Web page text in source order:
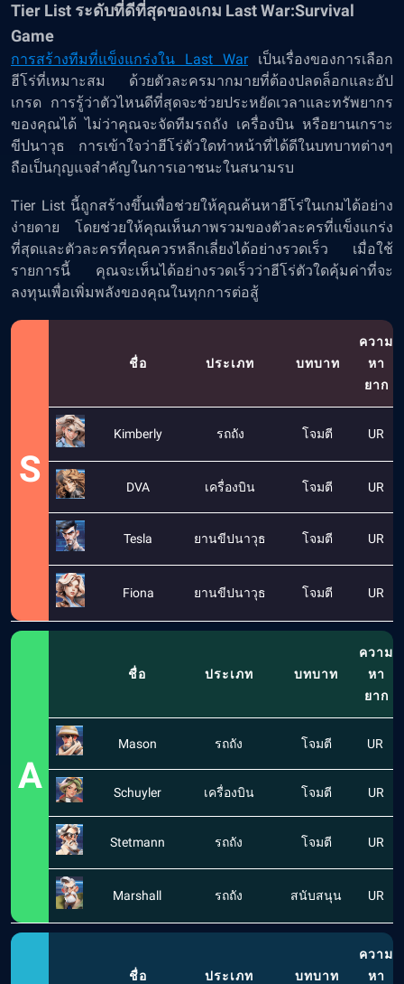
Tier List ระดับที่ดีที่สุดของเกม Last War:Survival
Game
การสร้างทีมที่แข็งแกร่งใน Last War
เป็นเรื่องของการเลือก
ฮีโร่ที่เหมาะสม ด้วยตัวละครมากมายที่ต้องปลดล็อกและอัป
เกรด การรู้ว่าตัวไหนดีที่สุดจะช่วยประหยัดเวลาและทรัพยากร
ของคุณได้ ไม่ว่าคุณจะจัดทีมรถถัง เครื่องบิน หรือยานเกราะ
ขีปนาวุธ การเข้าใจว่าฮีโร่ตัวใดทำหน้าที่ได้ดีในบทบาทต่างๆ
ถือเป็นกุญแจสำคัญในการเอาชนะในสนามรบ
Tier List นี้ถูกสร้างขึ้นเพื่อช่วยให้คุณค้นหาฮีโร่ในเกมได้อย่าง
ง่ายดาย โดยช่วยให้คุณเห็นภาพรวมของตัวละครที่แข็งแกร่ง
ที่สุดและตัวละครที่คุณควรหลีกเลี่ยงได้อย่างรวดเร็ว เมื่อใช้
รายการนี้ คุณจะเห็นได้อย่างรวดเร็วว่าฮีโร่ตัวใดคุ้มค่าที่จะ
ลงทุนเพื่อเพิ่มพลังของคุณในทุกการต่อสู้
S
ชื่อ ประเภท บทบาท
ความ
หา
ยาก
Kimberly รถถัง โจมตี UR
DVA เครื่องบิน โจมตี UR
Tesla ยานขีปนาวุธ โจมตี UR
Fiona ยานขีปนาวุธ โจมตี UR
A
ชื่อ ประเภท บทบาท
ความ
หา
ยาก
Mason รถถัง โจมตี UR
Schuyler เครื่องบิน โจมตี UR
Stetmann รถถัง โจมตี UR
Marshall รถถัง สนับสนุน UR
ชื่อ ประเภท บทบาท
ความ
หา